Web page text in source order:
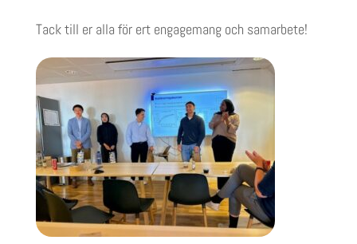
Tack till er alla för ert engagemang och samarbete!